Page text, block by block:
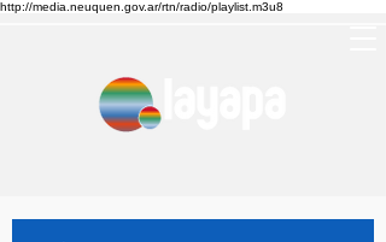
http://media.neuquen.gov.ar/rtn/radio/playlist.m3u8